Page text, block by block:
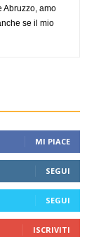
Abruzzo, amo
se il mio
MI PIACE
SEGUI
SEGUI
ISCRIVITI